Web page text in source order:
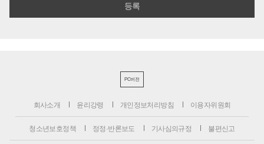
PC버전
회사소개 윤리강령 개인정보처리방침 이용자위원회
청소년보호정책 정정·반론보도 기사심의규정 불편신고